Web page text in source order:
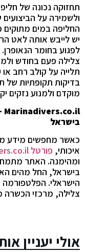
תחזוקה נכונה של
ולשמירה על
החליפה במים מתוקים
יש לייבש אותה לאט
לפגוע בחומר
צלילה פעם בחודש
בדיקות תקופתיות של
מוקדם ולמנוע נזקים
Marinadivers.co.il
בישראל
כאשר מחפשים מידע
איכותי, פורטל Marinadivers.co.il
ומהימנה. האתר
בישראל, החל מהים
הישראלי. הפלטפורמה
צלילה, מרכזי הכשרה
אולי יעניין